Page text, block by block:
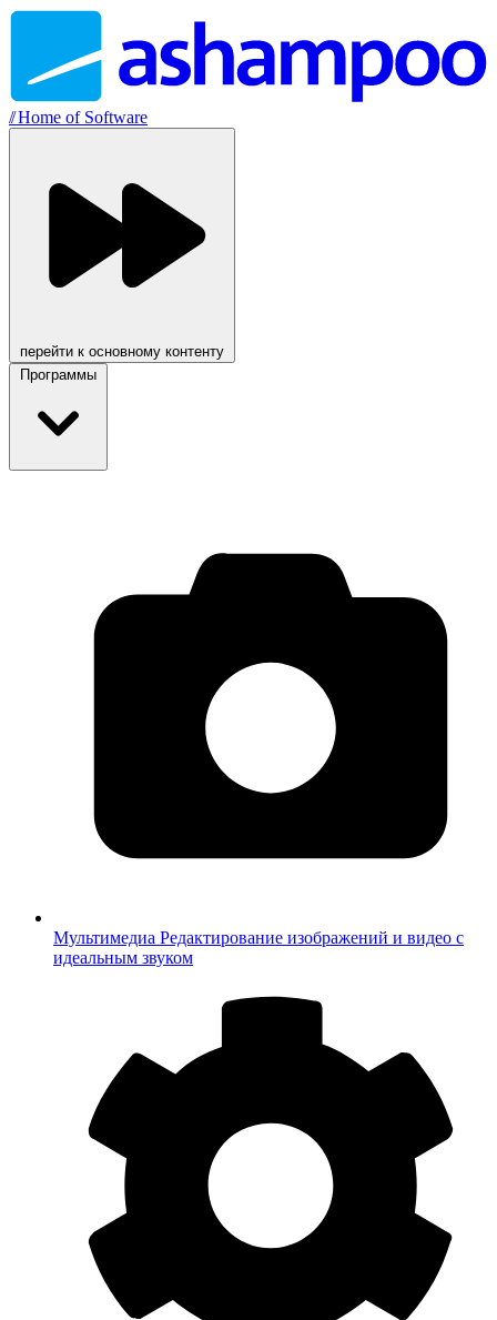
//Home of Software
перейти к основному контенту
Программы
Мультимедиа Редактирование изображений и видео с
идеальным звуком